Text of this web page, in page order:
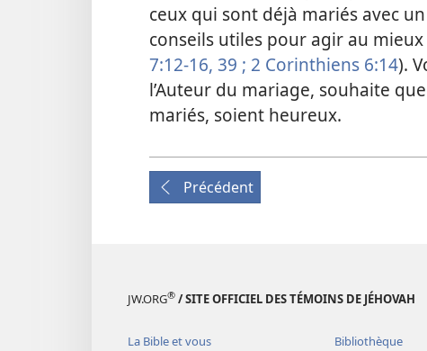
ceux qui sont déjà mariés avec
conseils utiles pour agir au
7:12-16, 39 ; 2 Corinthiens 6:14).
l’Auteur du mariage, souhaite
mariés, soient heureux.
Précédent
JW.ORG® / SITE OFFICIEL DES TÉMOINS DE JÉHOVAH
La Bible et vous Bibliothèque